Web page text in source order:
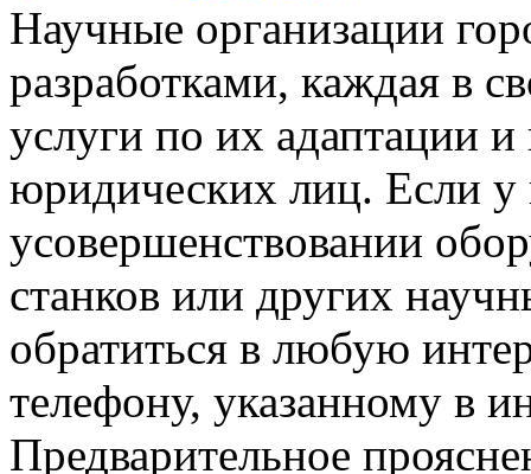
Научные организации
разработками, каждая в
услуги по их адаптации
юридических лиц. Если у
усовершенствовании
станков или других
обратиться в любую
телефону, указанному в
Предварительное